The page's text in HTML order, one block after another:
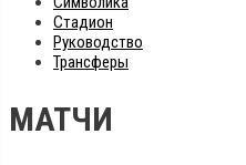
Стадион
Руководство
Трансферы
МАТЧИ